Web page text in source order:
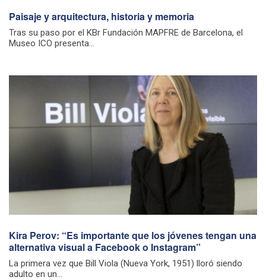
Paisaje y arquitectura, historia y memoria
Tras su paso por el KBr Fundación MAPFRE de Barcelona, el
Museo ICO presenta...
Kira Perov: “Es importante que los jóvenes tengan una
alternativa visual a Facebook o Instagram”
La primera vez que Bill Viola (Nueva York, 1951) lloró siendo
adulto en un...